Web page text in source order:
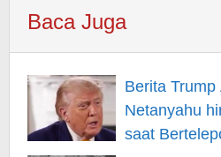
Baca Juga
Berita
Netanyahu
saat